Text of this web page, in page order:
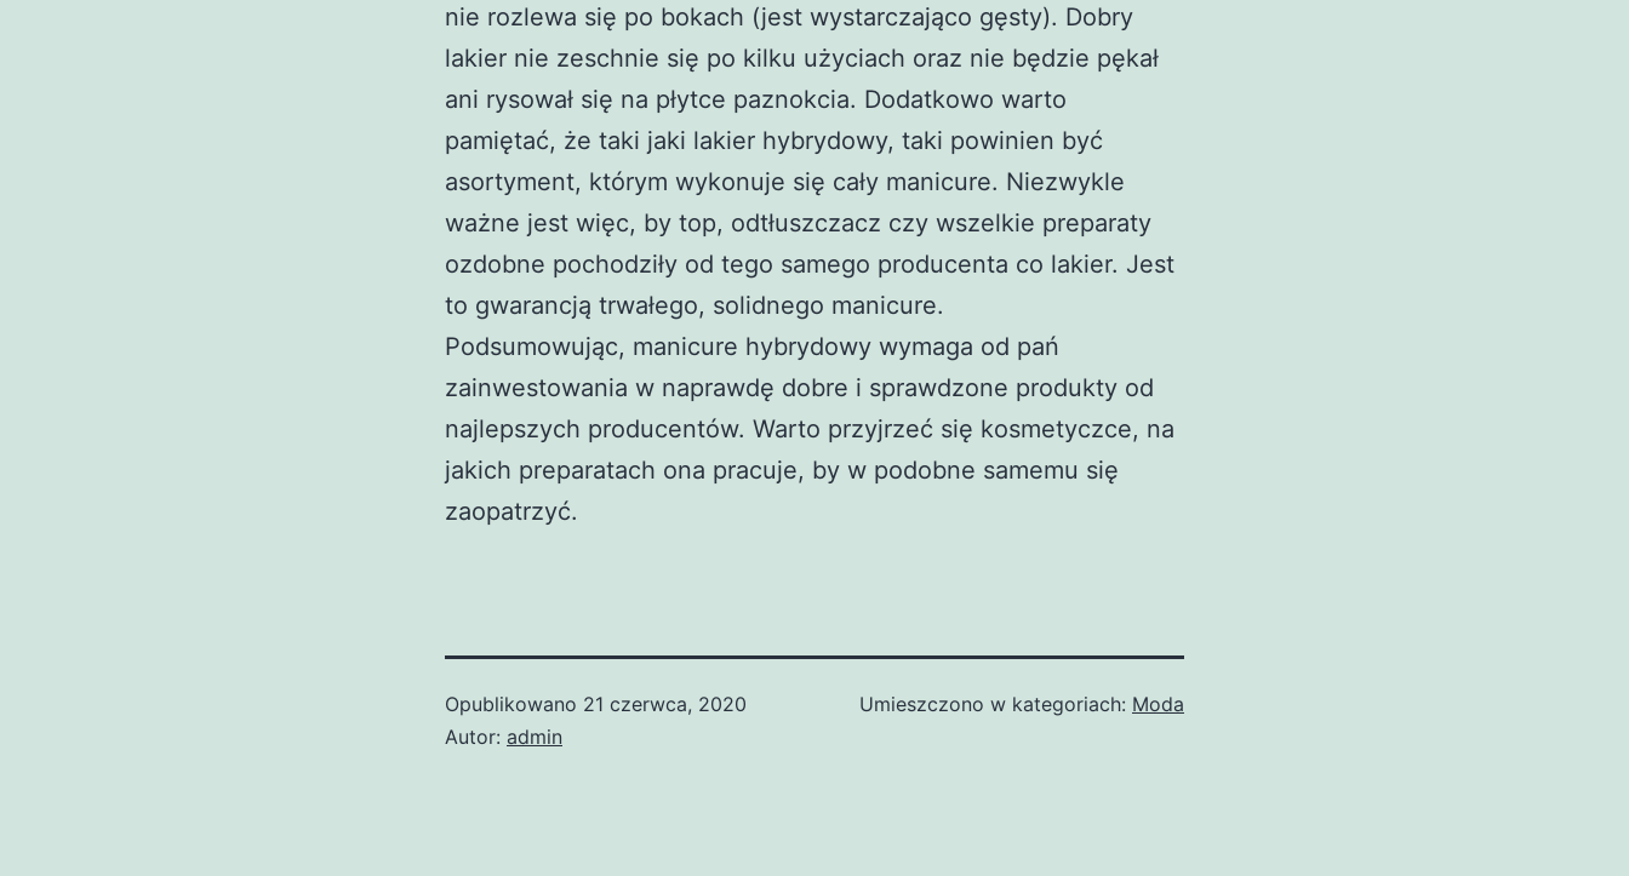
nie rozlewa się po bokach (jest wystarczająco gęsty). Dobry
lakier nie zeschnie się po kilku użyciach oraz nie będzie pękał
ani rysował się na płytce paznokcia. Dodatkowo warto
pamiętać, że taki jaki lakier hybrydowy, taki powinien być
asortyment, którym wykonuje się cały manicure. Niezwykle
ważne jest więc, by top, odtłuszczacz czy wszelkie preparaty
ozdobne pochodziły od tego samego producenta co lakier. Jest
to gwarancją trwałego, solidnego manicure.
Podsumowując, manicure hybrydowy wymaga od pań
zainwestowania w naprawdę dobre i sprawdzone produkty od
najlepszych producentów. Warto przyjrzeć się kosmetyczce, na
jakich preparatach ona pracuje, by w podobne samemu się
zaopatrzyć.
Opublikowano 21 czerwca, 2020
Autor: admin
Umieszczono w kategoriach: Moda